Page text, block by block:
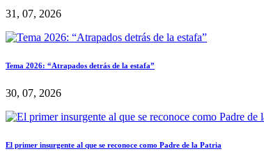
31, 07, 2026
Tema 2026: “Atrapados detrás de la estafa”
30, 07, 2026
El primer insurgente al que se reconoce como Padre de la Patria